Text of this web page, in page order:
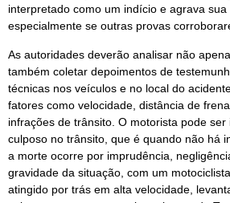
interpretado como um indício e agrava sua
especialmente se outras provas
As autoridades deverão analisar não
também coletar depoimentos de
técnicas nos veículos e no local do
fatores como velocidade, distância de
infrações de trânsito. O motorista pode
culposo no trânsito, que é quando não há
a morte ocorre por imprudência,
gravidade da situação, com um
atingido por trás em alta velocidade,